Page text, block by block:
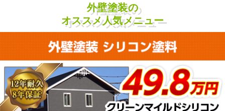
外壁塗装の
オススメ人気メニュー